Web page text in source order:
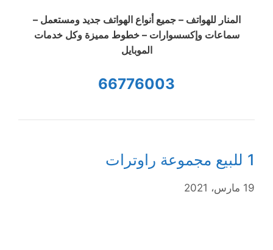
المنار للهواتف – جميع أنواع الهواتف جديد ومستعمل –
سماعات وإكسسوارات – خطوط مميزة وكل خدمات
الموبايل
66776003
1 للبيع مجموعة راوترات
19 مارس، 2021